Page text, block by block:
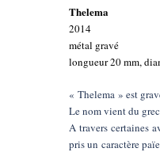
Thelema
2014
métal gravé
longueur 20 mm,
« Thelema » est
Le nom vient du
A travers certaines
pris un caractère